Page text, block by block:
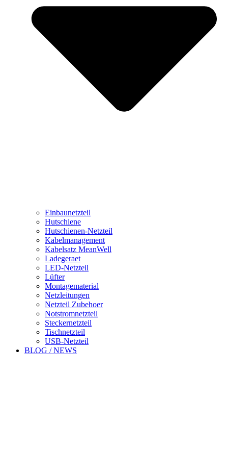
Einbaunetzteil
Hutschiene
Hutschienen-Netzteil
Kabelmanagement
Kabelsatz MeanWell
Ladegeraet
LED-Netzteil
Lüfter
Montagematerial
Netzleitungen
Netzteil Zubehoer
Notstromnetzteil
Steckernetzteil
Tischnetzteil
USB-Netzteil
BLOG / NEWS